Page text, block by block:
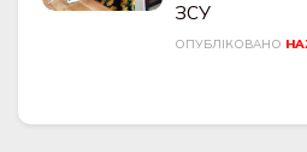
ЗСУ
ОПУБЛІКОВАНО